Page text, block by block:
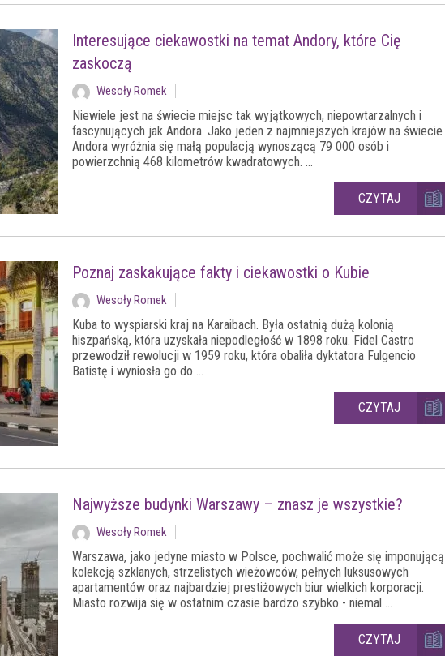
Interesujące ciekawostki na temat Andory, które Cię
zaskoczą
Wesoły Romek
Niewiele jest na świecie miejsc tak wyjątkowych, niepowtarzalnych i
fascynujących jak Andora. Jako jeden z najmniejszych krajów na świecie
Andora wyróżnia się małą populacją wynoszącą 79 000 osób i
powierzchnią 468 kilometrów kwadratowych. ...
CZYTAJ
Poznaj zaskakujące fakty i ciekawostki o Kubie
Wesoły Romek
Kuba to wyspiarski kraj na Karaibach. Była ostatnią dużą kolonią
hiszpańską, która uzyskała niepodległość w 1898 roku. Fidel Castro
przewodził rewolucji w 1959 roku, która obaliła dyktatora Fulgencio
Batistę i wyniosła go do ...
CZYTAJ
Najwyższe budynki Warszawy – znasz je wszystkie?
Wesoły Romek
Warszawa, jako jedyne miasto w Polsce, pochwalić może się imponującą
kolekcją szklanych, strzelistych wieżowców, pełnych luksusowych
apartamentów oraz najbardziej prestiżowych biur wielkich korporacji.
Miasto rozwija się w ostatnim czasie bardzo szybko - niemal ...
CZYTAJ